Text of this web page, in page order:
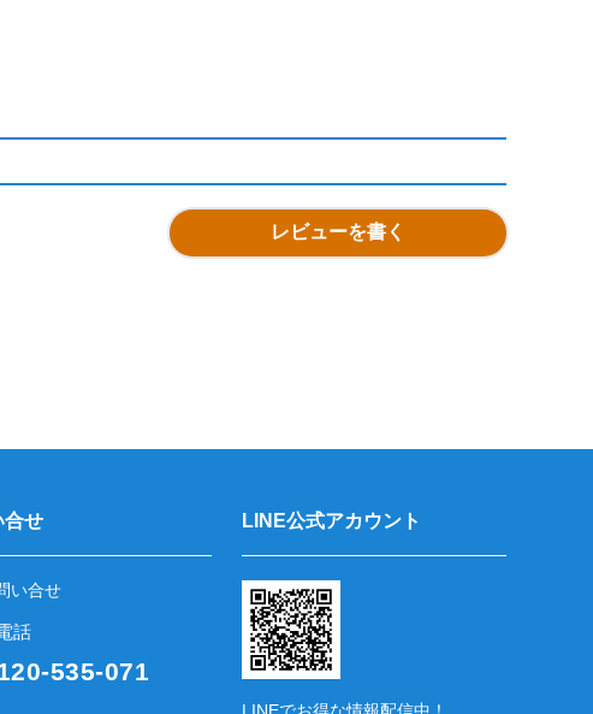
レビューを書く
合せ
い合せ
話
535-071
LINE公式アカウント